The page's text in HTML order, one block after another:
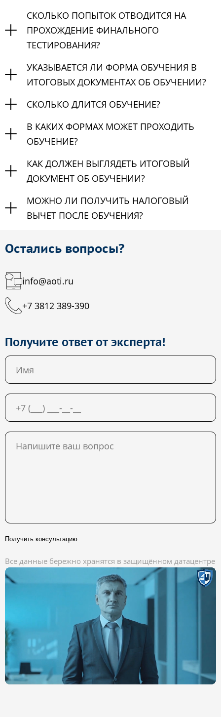
СКОЛЬКО ПОПЫТОК ОТВОДИТСЯ НА
ПРОХОЖДЕНИЕ ФИНАЛЬНОГО
ТЕСТИРОВАНИЯ?
УКАЗЫВАЕТСЯ ЛИ ФОРМА ОБУЧЕНИЯ В
ИТОГОВЫХ ДОКУМЕНТАХ ОБ ОБУЧЕНИИ?
СКОЛЬКО ДЛИТСЯ ОБУЧЕНИЕ?
В КАКИХ ФОРМАХ МОЖЕТ ПРОХОДИТЬ
ОБУЧЕНИЕ?
КАК ДОЛЖЕН ВЫГЛЯДЕТЬ ИТОГОВЫЙ
ДОКУМЕНТ ОБ ОБУЧЕНИИ?
МОЖНО ЛИ ПОЛУЧИТЬ НАЛОГОВЫЙ
ВЫЧЕТ ПОСЛЕ ОБУЧЕНИЯ?
Остались вопросы?
info@aoti.ru
+7 3812 389-390
Получите ответ от эксперта!
Получить консультацию
Все данные бережно хранятся в защищённом датацентре